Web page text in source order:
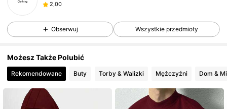
2,00
Obserwuj Wszystkie przedmioty
Możesz Także Polubić
Rekomendowane Buty Torby & Walizki Mężczyźni